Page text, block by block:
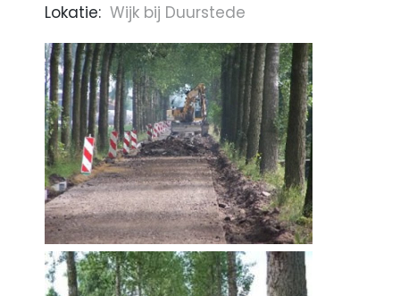
Lokatie: Wijk bij Duurstede